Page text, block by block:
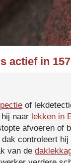
actief in
of
naar lekken in
afvoeren of
controleert
van de